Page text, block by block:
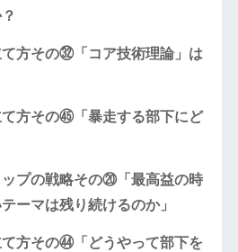
方その㉜「コア技術理論」は
方その㊺「暴走する部下にど
プの戦略その⑳「最高益の時
ーマは残り続けるのか」
方その㊹「どうやって部下を